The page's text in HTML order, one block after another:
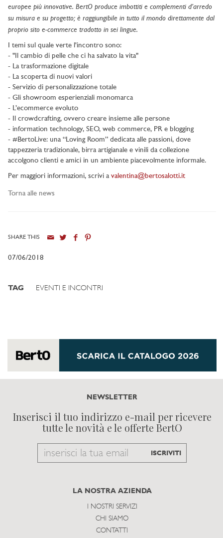
europee più innovative. BertO produce imbottiti e complementi d’arredo
su misura e su progetto; è raggiungibile in tutto il mondo direttamente dal
proprio sito e-commerce tradotto in sei lingue.
I temi sul quale verte l'incontro sono:
- "Il cambio di pelle che ci ha salvato la vita"
- La trasformazione digitale
- La scoperta di nuovi valori
- Servizio di personalizzazione totale
- Gli showroom esperienziali monomarca
- L’ecommerce evoluto
- Il crowdcrafting, ovvero creare insieme alle persone
- information technology, SEO, web commerce, PR e blogging
- #BertoLive: una “Loving Room” dedicata alle passioni, dove
tappezzeria tradizionale, birra artigianale e vinili da collezione
accolgono clienti e amici in un ambiente piacevolmente informale.
Per maggiori informazioni, scrivi a valentina@bertosalotti.it
Torna alle news
SHARE THIS
07/06/2018
TAG EVENTI E INCONTRI
NEWSLETTER
Inserisci il tuo indirizzo e-mail per ricevere
tutte le novità e le offerte BertO
Email
subscribe
ISCRIVITI
LA NOSTRA AZIENDA
I NOSTRI SERVIZI
CHI SIAMO
CONTATTI